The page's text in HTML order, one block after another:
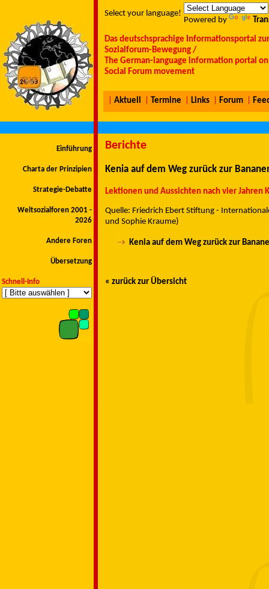
Select your language!
Powered by
Das deutschsprachige Informationsportal
Sozialforum-Bewegung /
The German-language information portal
Social Forum movement
Aktuell Termine Links Forum
Einführung
Charta der Prinzipien
Strategie-Debatte
Weltsozialforen 2001 -
2026
Andere Foren
Übersetzung
Schnell-Info
Berichte
Kenia auf dem Weg zurück zur
Lektionen und Aussichten nach vier Jahren
Quelle: Friedrich Ebert Stiftung -
und Sophie Kraume)
Kenia auf dem Weg zurück zur
« zurück zur Übersicht